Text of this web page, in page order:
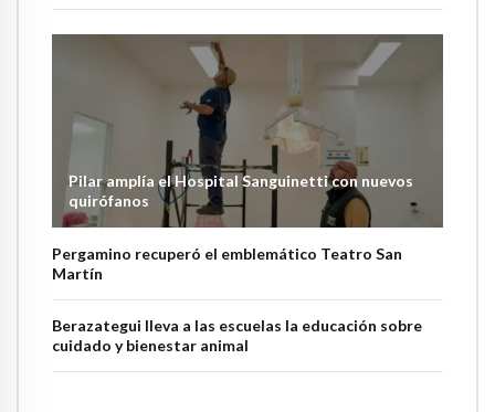
Pilar amplía el Hospital Sanguinetti con nuevos
quirófanos
Pergamino recuperó el emblemático Teatro San
Martín
Berazategui lleva a las escuelas la educación sobre
cuidado y bienestar animal